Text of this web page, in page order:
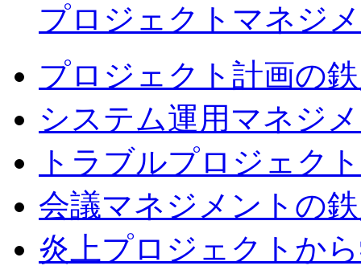
プロジェクトマネジ
プロジェクト計画の
システム運用マネジ
トラブルプロジェク
会議マネジメントの
炎上プロジェクトか